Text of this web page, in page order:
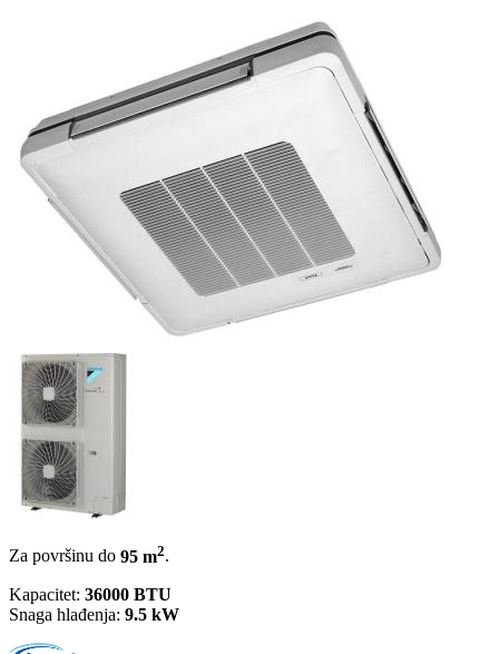
Za površinu do 95 m2.
Kapacitet: 36000 BTU
Snaga hlađenja: 9.5 kW